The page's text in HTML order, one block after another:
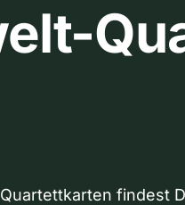
findest